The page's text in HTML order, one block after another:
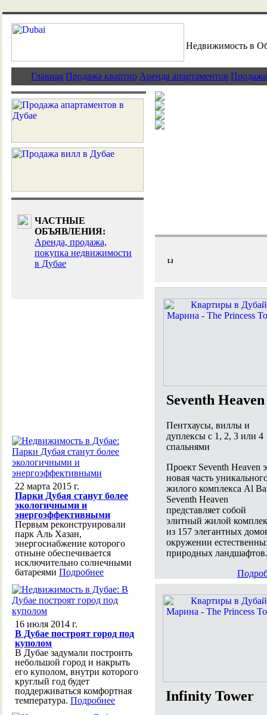
Недвижимость в
Главная Продажа квартир Аренда апартаментов
ЧАСТНЫЕ
ОБЪЯВЛЕНИЯ:
Аренда, продажа,
покупка недвижимости
в Дубае
Элитная
Seventh Heaven
Пентхаусы, виллы и
дуплексы с 1, 2, 3 или 4
спальнями
Проект Seventh Heaven
новая часть
жилого комплекса Al
Seventh Heaven
представляет собой
элитный жилой
из 157 элегантных
окружении
природных ландшафтов.
Infinity Tower
22 марта 2015 г.
Парки Дубая станут более
экологичными и
энергоэффективными
Первым реконструировали
парк Аль Хазан,
энергоснабжение которого
отныне обеспечивается
исключительно солнечными
батареями Подробнее
16 июля 2014 г.
В Дубае построят город под
куполом
В Дубае задумали построить
небольшой город и накрыть
его куполом, внутри которого
круглый год будет
поддерживаться комфортная
температура. Подробнее